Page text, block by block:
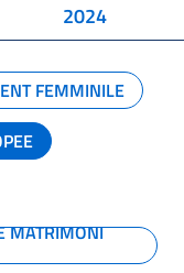
2024
FEMMINILE
MATRIMONI